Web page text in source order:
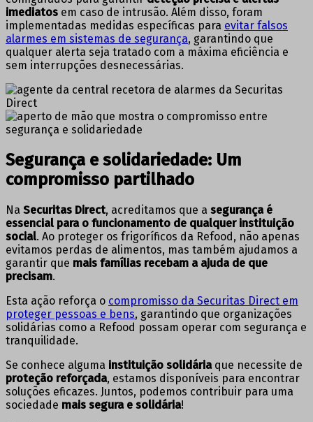
imediatos em caso de intrusão. Além disso, foram
implementadas medidas específicas para evitar falsos
alarmes em sistemas de segurança, garantindo que
qualquer alerta seja tratado com a máxima eficiência e
sem interrupções desnecessárias.
Segurança e solidariedade: Um
compromisso partilhado
Na Securitas Direct, acreditamos que a segurança é
essencial para o funcionamento de qualquer instituição
social. Ao proteger os frigoríficos da Refood, não apenas
evitamos perdas de alimentos, mas também ajudamos a
garantir que mais famílias recebam a ajuda de que
precisam.
Esta ação reforça o compromisso da Securitas Direct em
proteger pessoas e bens, garantindo que organizações
solidárias como a Refood possam operar com segurança e
tranquilidade.
Se conhece alguma instituição solidáriaque necessite de
proteção reforçada, estamos disponíveis para encontrar
soluções eficazes. Juntos, podemos contribuir para uma
sociedade mais segura e solidária!